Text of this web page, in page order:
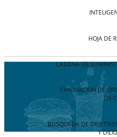
HOJA DE
CADENA DE
EVALUACIÓN DE
DE
BÚSQUEDA DE
Y